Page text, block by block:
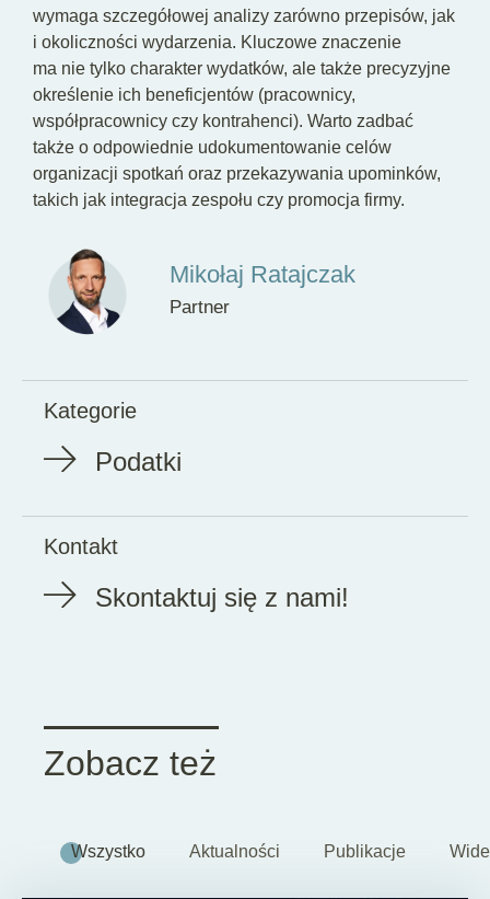
wymaga szczegółowej analizy zarówno przepisów, jak
i okoliczności wydarzenia. Kluczowe znaczenie
ma nie tylko charakter wydatków, ale także precyzyjne
określenie ich beneficjentów (pracownicy,
współpracownicy czy kontrahenci). Warto zadbać
także o odpowiednie udokumentowanie celów
organizacji spotkań oraz przekazywania upominków,
takich jak integracja zespołu czy promocja firmy.
Mikołaj Ratajczak
Partner
Kategorie
Podatki
Kontakt
Skontaktuj się z nami!
Zobacz też
Wszystko Aktualności Publikacje